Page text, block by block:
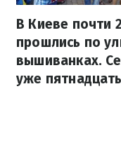
В Киеве почти
прошлись по
вышиванках.
уже